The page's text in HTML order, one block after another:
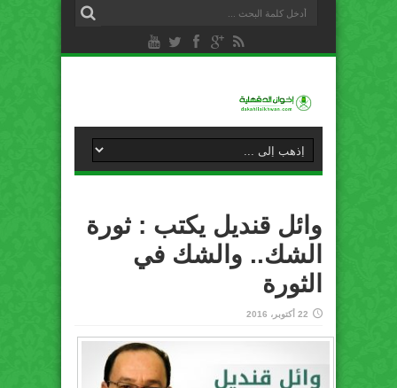
وائل قنديل يكتب : ثورة
الشك.. والشك في
الثورة
22 أكتوبر، 2016